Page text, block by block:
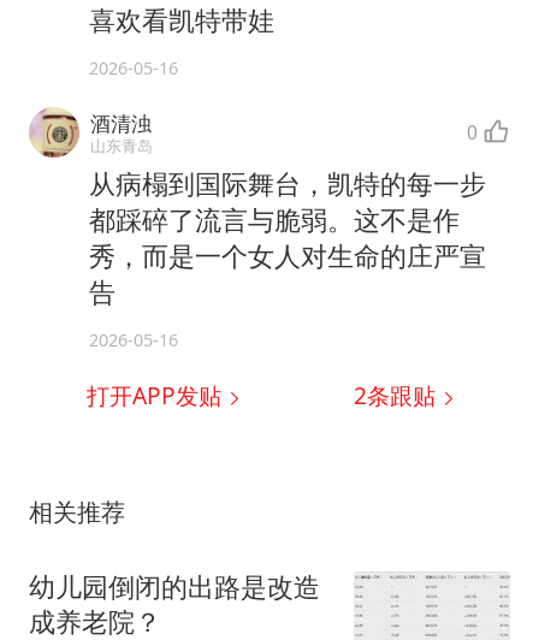
喜欢看凯特带娃
2026-05-16
酒清浊
山东青岛 0
从病榻到国际舞台，凯特的每一步
都踩碎了流言与脆弱。这不是作
秀，而是一个女人对生命的庄严宣
告
2026-05-16
打开APP发贴 2条跟贴
相关推荐
幼儿园倒闭的出路是改造
成养老院？